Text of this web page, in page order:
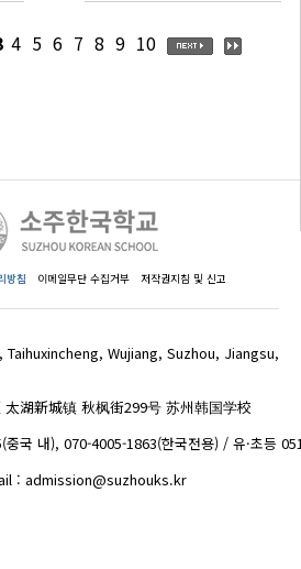
4 5 6 7 8 9 10
방침 이메일무단 수집거부 저작권지침 및 신고
Wujiang, Suzhou, Jiangsu,
湖新城镇 秋枫街299号 苏州韩国学校
중국 내), 070-4005-1863(한국전용) / 유·초등
: admission@suzhouks.kr